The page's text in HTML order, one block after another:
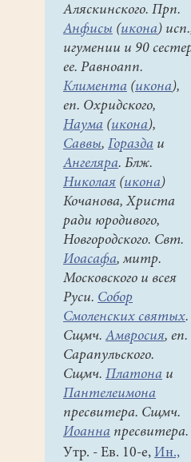
Аляскинского. Прп.
Анфисы (икона)
игумении и 90
ее. Равноапп.
Климента (икона),
еп. Охридского,
Наума (икона),
Саввы, Горазда и
Ангеляра. Блж.
Николая (икона)
Кочанова, Христа
ради юродивого,
Новгородского. Свт.
Иоасафа, митр.
Московского и всея
Руси. Собор
Смоленских святых.
Сщмч. Амвросия, еп.
Сарапульского.
Сщмч. Платона и
Пантелеимона
пресвитера. Сщмч.
Иоанна пресвитера.
Утр. - Ев. 10-е, Ин.,